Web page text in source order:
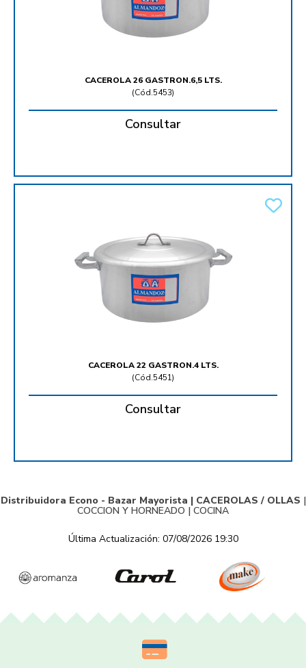
CACEROLA 26 GASTRON.6,5 LTS.
(Cód.5453)
Consultar
CACEROLA 22 GASTRON.4 LTS.
(Cód.5451)
Consultar
Distribuidora Econo - Bazar Mayorista | CACEROLAS / OLLAS |
COCCION Y HORNEADO | COCINA
Última Actualización: 07/08/2026 19:30